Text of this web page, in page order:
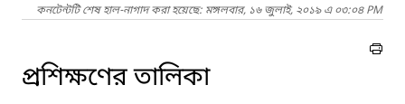
কনটেন্টটি শেষ হাল-নাগাদ করা হয়েছে: মঙ্গলবার, ১৬ জুলাই, ২০১৯ এ ০৩:০৪ PM
প্রশিক্ষণের তালিকা